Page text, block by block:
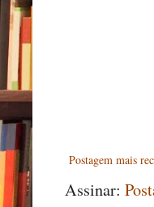
Postagem mais
Assinar: